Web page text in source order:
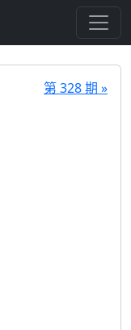
第 328 期 »